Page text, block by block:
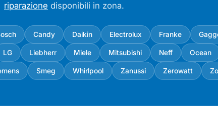
riparazione disponibili in zona.
Candy Daikin Electrolux Franke
LG Liebherr Miele Mitsubishi Neff Ocean
Smeg Whirlpool Zanussi Zerowatt